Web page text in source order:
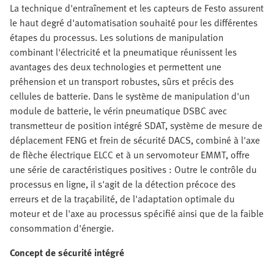
La technique d'entraînement et les capteurs de Festo assurent
le haut degré d'automatisation souhaité pour les différentes
étapes du processus. Les solutions de manipulation
combinant l'électricité et la pneumatique réunissent les
avantages des deux technologies et permettent une
préhension et un transport robustes, sûrs et précis des
cellules de batterie. Dans le système de manipulation d'un
module de batterie, le vérin pneumatique DSBC avec
transmetteur de position intégré SDAT, système de mesure de
déplacement FENG et frein de sécurité DACS, combiné à l'axe
de flèche électrique ELCC et à un servomoteur EMMT, offre
une série de caractéristiques positives : Outre le contrôle du
processus en ligne, il s'agit de la détection précoce des
erreurs et de la traçabilité, de l'adaptation optimale du
moteur et de l'axe au processus spécifié ainsi que de la faible
consommation d'énergie.
Concept de sécurité intégré